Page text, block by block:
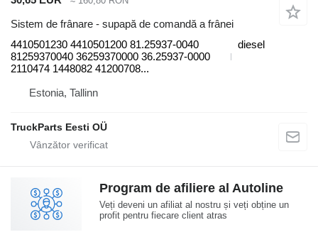
Sistem de frânare - supapă de comandă a frânei
4410501230 4410501200 81.25937-0040
81259370040 36259370000 36.25937-0000
2110474 1448082 41200708...
diesel
Estonia, Tallinn
TruckParts Eesti OÜ
Program de afiliere al Autoline
Veți deveni un afiliat al nostru și veți obține un
profit pentru fiecare client atras